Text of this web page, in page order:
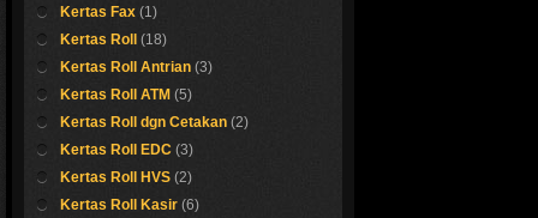
Kertas Fax (1)
Kertas Roll
(18)
Kertas Roll Antrian (3)
Kertas Roll ATM (5)
Kertas Roll dgn Cetakan (2)
Kertas Roll EDC (3)
Kertas Roll HVS (2)
Kertas Roll Kasir (6)